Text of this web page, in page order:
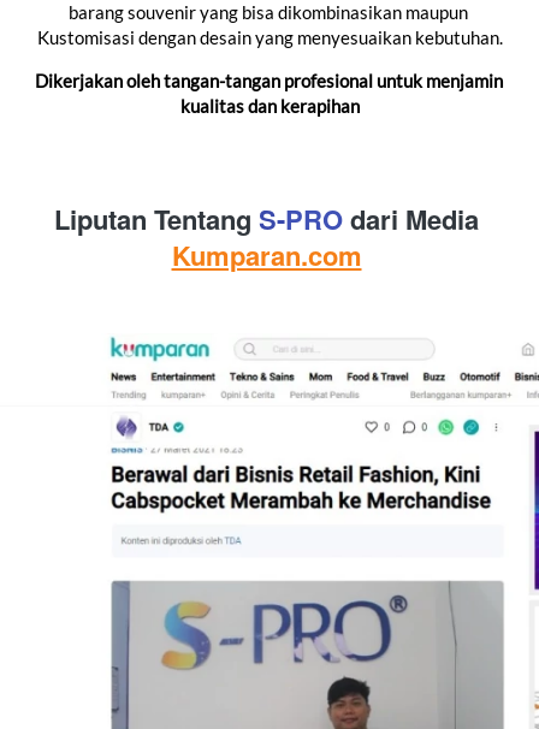
barang souvenir yang bisa dikombinasikan maupun
Kustomisasi dengan desain yang menyesuaikan kebutuhan.
Dikerjakan oleh tangan-tangan profesional untuk menjamin
kualitas dan kerapihan
Liputan Tentang S-PRO
Kumparan.com